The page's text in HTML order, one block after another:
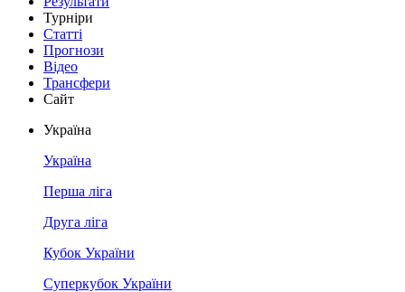
Турніри
Статті
Прогнози
Відео
Трансфери
Сайт
Україна
Україна
Перша ліга
Друга ліга
Кубок України
Суперкубок України